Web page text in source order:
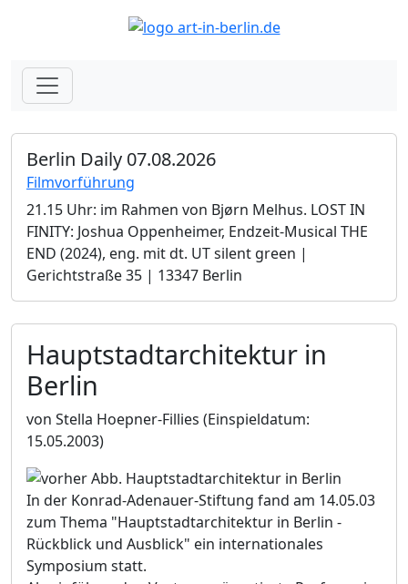
Berlin Daily 07.08.2026
Filmvorführung
21.15 Uhr: im Rahmen von Bjørn Melhus. LOST IN
FINITY: Joshua Oppenheimer, Endzeit-Musical THE
END (2024), eng. mit dt. UT silent green |
Gerichtstraße 35 | 13347 Berlin
Hauptstadtarchitektur in
Berlin
von Stella Hoepner-Fillies (Einspieldatum:
15.05.2003)
In der Konrad-Adenauer-Stiftung fand am 14.05.03
zum Thema "Hauptstadtarchitektur in Berlin -
Rückblick und Ausblick" ein internationales
Symposium statt.